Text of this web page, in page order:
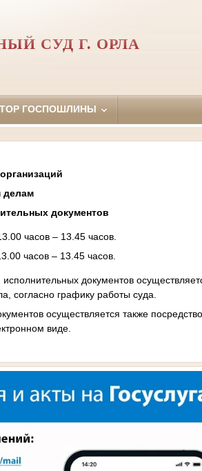
СУД Г. ОРЛА
ГОСПОШЛИНЫ
делам
документов
часов – 13.45 часов.
часов – 13.45 часов.
документов
согласно графику работы суда.
осуществляется также
виде.